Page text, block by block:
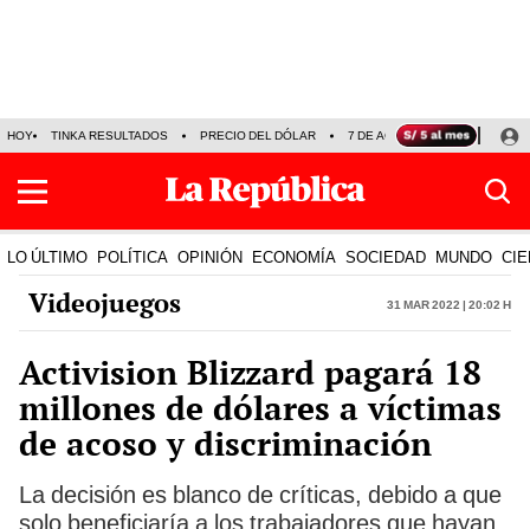
HOY TINKA RESULTADOS PRECIO DEL DÓLAR 7 DE AGOSTO OLLANTA
LO ÚLTIMO POLÍTICA OPINIÓN ECONOMÍA SOCIEDAD MUNDO
Videojuegos 31 Mar 2022 | 20:02 h
Activision Blizzard pagará 18
millones de dólares a víctimas
de acoso y discriminación
La decisión es blanco de críticas, debido a que
solo beneficiaría a los trabajadores que hayan